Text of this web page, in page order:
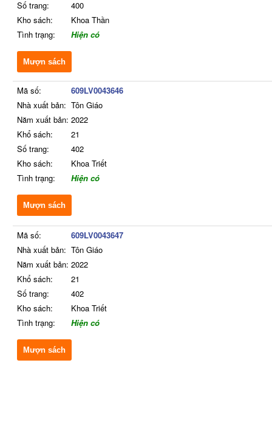
Số trang:
400
Kho sách:
Khoa Thần
Tình trạng:
Hiện có
Mượn sách
Mã số:
609LV0043646
Nhà xuất bản: Tôn Giáo
Năm xuất bản: 2022
Khổ sách:
21
Số trang:
402
Kho sách:
Khoa Triết
Tình trạng:
Hiện có
Mượn sách
Mã số:
609LV0043647
Nhà xuất bản: Tôn Giáo
Năm xuất bản: 2022
Khổ sách:
21
Số trang:
402
Kho sách:
Khoa Triết
Tình trạng:
Hiện có
Mượn sách